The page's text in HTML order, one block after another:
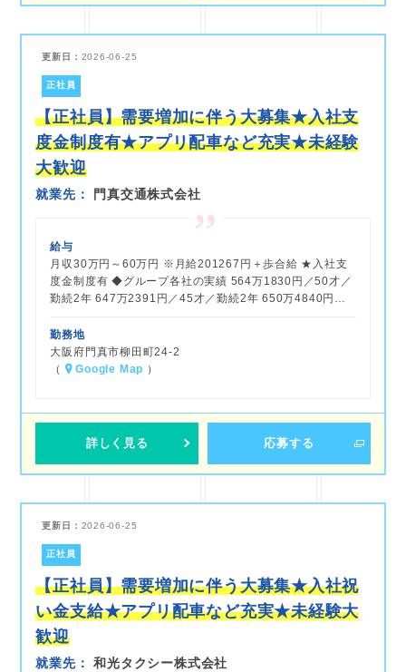
更新日： 2026-06-25
正社員
【正社員】需要増加に伴う大募集★入社支
度金制度有★アプリ配車など充実★未経験
大歓迎
就業先 門真交通株式会社
給与
月収30万円～60万円 ※月給201267円＋歩合給 ★入社支
度金制度有 ◆グループ各社の実績 564万1830円／50才／
勤続2年 647万2391円／45才／勤続2年 650万4840円…
勤務地
大阪府門真市柳田町24-2
（
Google Map ）
詳しく見る 応募する
更新日： 2026-06-25
正社員
【正社員】需要増加に伴う大募集★入社祝
い金支給★アプリ配車など充実★未経験大
歓迎
就業先 和光タクシー株式会社